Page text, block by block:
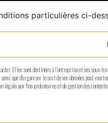
particulières ci-
Elles sont destinées à l'entreprise et ses
ainsi que d’organiser le sort de vos données
légale aux fins probatoires et de gestion des